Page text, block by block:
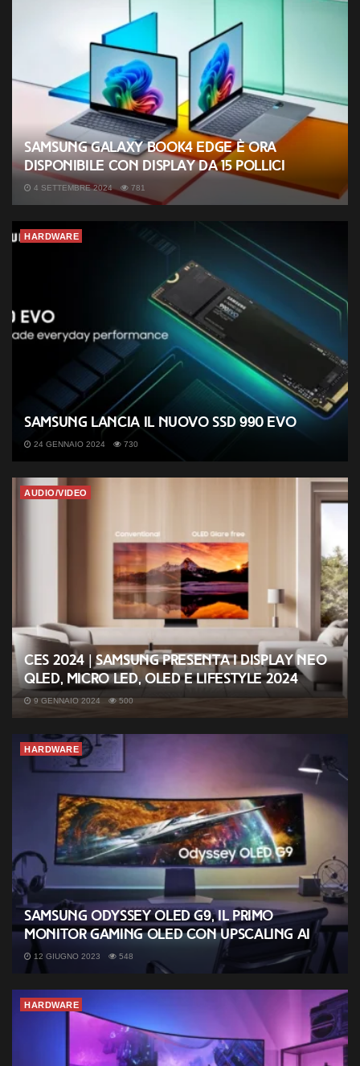
Samsung Galaxy Book4 Edge è ora
disponibile con display da 15 pollici
4 SETTEMBRE 2024 781
HARDWARE
Samsung lancia il nuovo SSD 990 EVO
24 GENNAIO 2024 730
AUDIO/VIDEO
CES 2024 | Samsung presenta i display Neo
QLED, MICRO LED, OLED e Lifestyle 2024
9 GENNAIO 2024 500
HARDWARE
Samsung Odyssey OLED G9, il primo
monitor gaming OLED con upscaling AI
12 GIUGNO 2023 548
HARDWARE